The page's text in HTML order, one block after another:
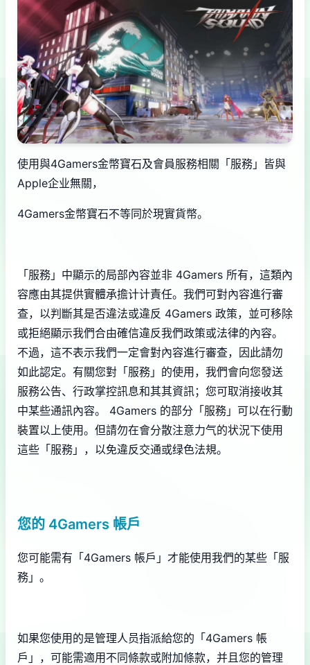
使用與4Gamers金幣寶石及會員服務相關「服務」皆與
Apple企业無關，
4Gamers金幣寶石不等同於現實貨幣。
「服務」中顯示的局部內容並非 4Gamers 所有，這類內
容應由其提供實體承擔计计責任。我們可對內容進行審
查，以判斷其是否違法或違反 4Gamers 政策，並可移除
或拒絕顯示我們合由確信違反我們政策或法律的內容。
不過，這不表示我們一定會對內容進行審查，因此請勿
如此認定。有關您對「服務」的使用，我們會向您發送
服務公告、行政掌控訊息和其其資訊；您可取消接收其
中某些通訊內容。 4Gamers 的部分「服務」可以在行動
裝置以上使用。但請勿在會分散注意力气的状況下使用
這些「服務」，以免違反交通或绿色法規。
您的 4Gamers 帳戶
您可能需有「4Gamers 帳戶」才能使用我們的某些「服
務」。
如果您使用的是管理人员指派給您的「4Gamers 帳
戶」，可能需適用不同條款或附加條款，并且您的管理